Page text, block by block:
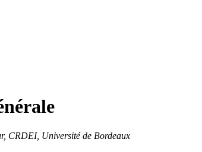
CRDEI, Université de Bordeaux